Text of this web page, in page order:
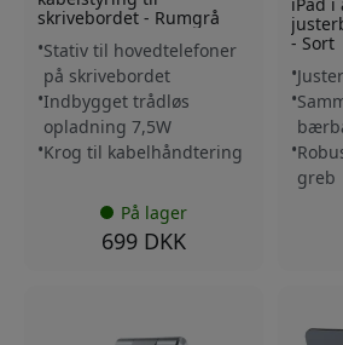
skrivebordet - Rumgrå
Stativ til hovedtelefoner
på skrivebordet
Indbygget trådløs
opladning 7,5W
Krog til kabelhåndtering
På lager
699 DKK
- Sort
greb